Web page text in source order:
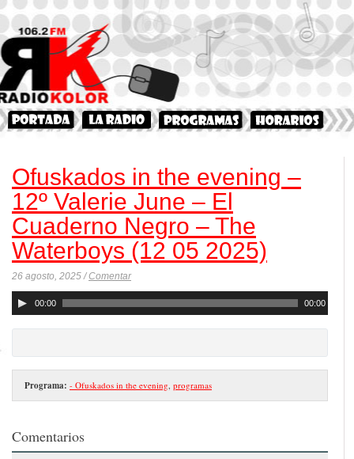
Ofuskados in the evening –
12º Valerie June – El
Cuaderno Negro – The
Waterboys (12 05 2025)
26 agosto, 2025 /Comentar
Reproductor
audio
00:00 00:00
Programa: - Ofuskados in the evening, programas
Comentarios